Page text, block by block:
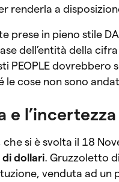
renderla a
prese in pieno stile
dell’entità della
PEOPLE
le cose non sono
e
che si è svolta il 18
di dollari. Gruzzoletto
venduta ad un